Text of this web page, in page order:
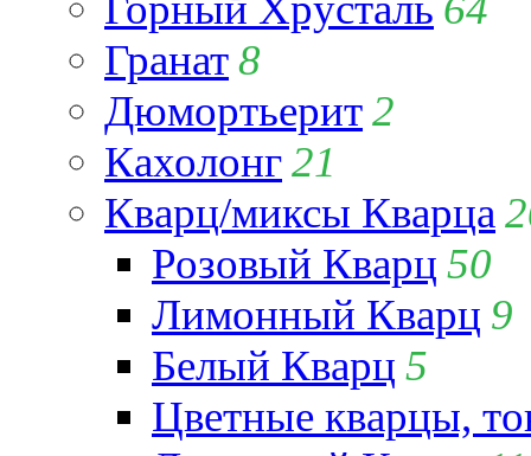
Гранат8
Дюмортьерит2
Кахолонг21
Кварц/миксы Кварца
Розовый Кварц 50
Лимонный Кварц 9
Белый Кварц 5
Цветные кварцы,